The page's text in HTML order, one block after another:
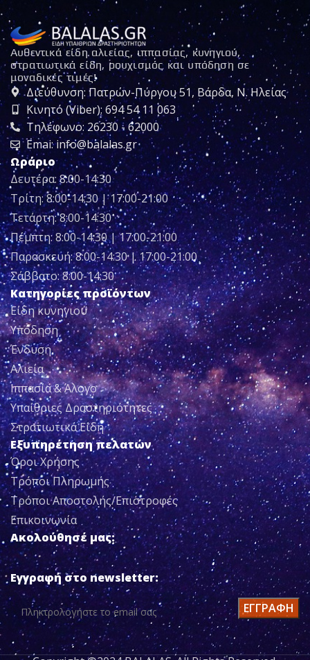
Αυθεντικά είδη αλιείας, ιππασίας, κυνηγιού,
στρατιωτικά είδη, ρουχισμός και υπόδηση σε
μοναδικές τιμές!
Διεύθυνση: Πατρών-Πύργου 51, Βάρδα, Ν. Ηλείας
Κινητό (Viber): 694 54 11 063
Τηλέφωνο: 26230 - 62000
Emai: info@balalas.gr
Ωράριο
Δευτέρα: 8:00-14:30
Τρίτη: 8:00-14:30 | 17:00-21:00
Τετάρτη: 8:00-14:30
Πέμπτη: 8:00-14:30 | 17:00-21:00
Παρασκευή: 8:00-14:30 | 17:00-21:00
Σάββατο: 8:00-14:30
Κατηγορίες προϊόντων
Είδη κυνηγιού
Υπόδηση
Ένδυση
Αλιεία
Ιππασία & Άλογο
Υπαίθριες Δραστηριότητες
Στρατιωτικά Είδη
Εξυπηρέτηση πελατών
Όροι Χρήσης
Τρόποι Πληρωμής
Τρόποι Αποστολής/Επιστροφές
Επικοινωνία
Ακολούθησέ μας:
Εγγραφή στο newsletter: